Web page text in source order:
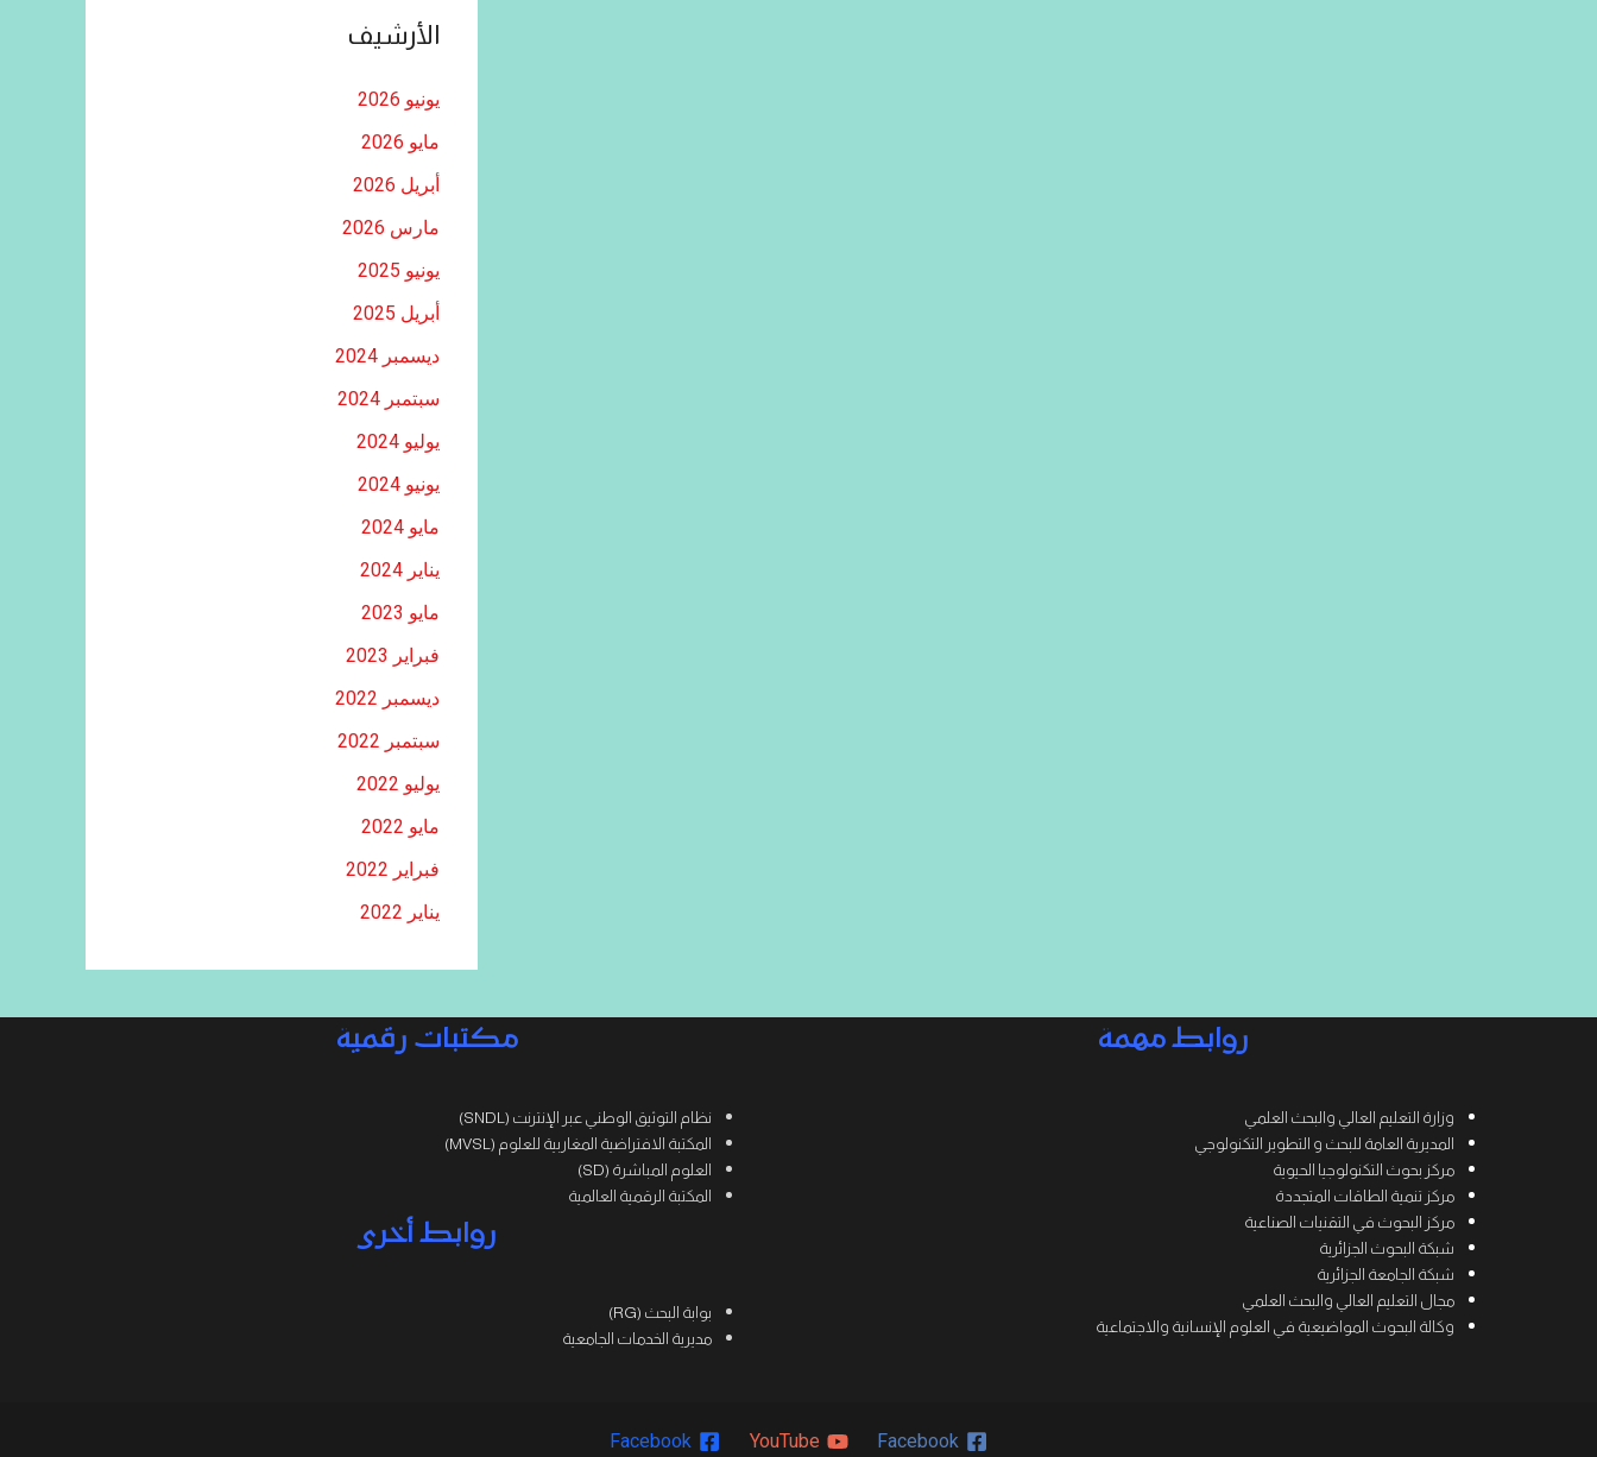
الأرشيف
يونيو 2026
مايو 2026
أبريل 2026
مارس 2026
يونيو 2025
أبريل 2025
ديسمبر 2024
سبتمبر 2024
يوليو 2024
يونيو 2024
مايو 2024
يناير 2024
مايو 2023
فبراير 2023
ديسمبر 2022
سبتمبر 2022
يوليو 2022
مايو 2022
فبراير 2022
يناير 2022
روابط مهمة
وزارة التعليم العالي والبحث العلمي
المديرية العامة للبحث و التطوير التكنولوجي
مركز بحوث التكنولوجيا الحيوية
مركز تنمية الطاقات المتجددة
مركز البحوث في التقنيات الصناعية
شبكة البحوث الجزائرية
شبكة الجامعة الجزائرية
مجال التعليم العالي والبحث العلمي
وكالة البحوث المواضيعية في العلوم الإنسانية والاجتماعية
مكتبات رقمية
نظام التوثيق الوطني عبر الإنترنت (SNDL)
المكتبة الافتراضية المغاربية للعلوم (MVSL)
العلوم المباشرة (SD)
المكتبة الرقمية العالمية
روابط أخرى
بوابة البحث (RG)
مديرية الخدمات الجامعية
Facebook
YouTube
Facebook